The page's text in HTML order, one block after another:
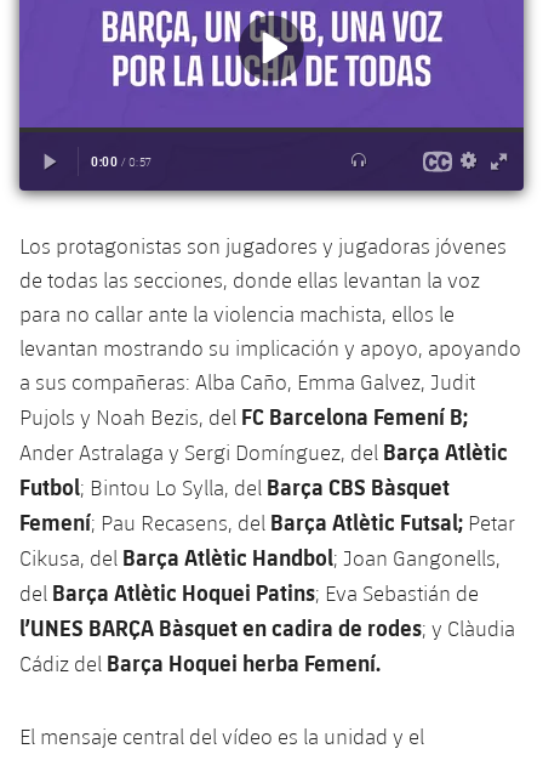
Palmarés
Historia
Entradas
Clasificaciones
Fotos
Historia
Palmarés
Calendario
Jugadores
Actualidad
Junior
Juvenil
Infantil
Alevín
Campus Verano
PLUSICON
MÁS
plusicon
más
Noticias
Atletismo
plusicon
más
Actualidad
Masculino
Femenino
Agenda
Baloncesto en silla de ruedas
plusicon
más
Actualidad
Jugadores
Calendario
Resultados
Clasificaciones
Hockey sobre hielo
plusicon
más
Actualidad
Calendario
Resultados
Hockey hierba
plusicon
más
Noticias
Hockey Hierba Masculino
Hockey Hierba Femenino
Patinaje artístico
plusicon
más
Actualidad
Plantilla
Escuela de Patinaje
Rugby
plusicon
más
plusicon
más
Los protagonistas son jugadores y jugadoras jóvenes
de todas las secciones, donde ellas levantan la voz
para no callar ante la violencia machista, ellos le
levantan mostrando su implicación y apoyo, apoyando
a sus compañeras: Alba Caño, Emma Galvez, Judit
Pujols y Noah Bezis, del FC Barcelona Femení B;
Ander Astralaga y Sergi Domínguez, del Barça Atlètic
Futbol; Bintou Lo Sylla, del Barça CBS Bàsquet
Femení; Pau Recasens, del Barça Atlètic Futsal; Petar
Cikusa, del Barça Atlètic Handbol; Joan Gangonells,
del Barça Atlètic Hoquei Patins; Eva Sebastián de
l’UNES BARÇA Bàsquet en cadira de rodes; y Clàudia
Cádiz del Barça Hoquei herba Femení.
El mensaje central del vídeo es la unidad y el